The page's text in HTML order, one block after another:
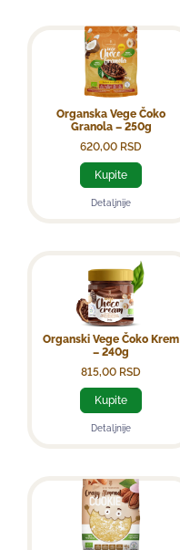
Organska Vege Čoko
Granola – 250g
620,00 RSD
Kupite
Detaljnije
Organski Vege Čoko Krem
– 240g
815,00 RSD
Kupite
Detaljnije